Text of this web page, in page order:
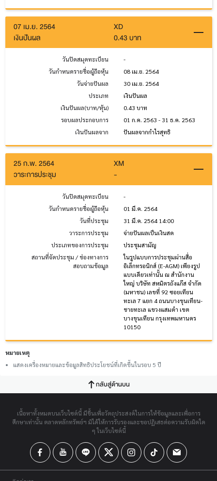
07 เม.ย. 2564
XD
เงินปันผล
0.43 บาท
วันปิดสมุดทะเบียน
-
วันกำหนดรายชื่อผู้ถือหุ้น
08 เม.ย. 2564
วันจ่ายปันผล
30 เม.ย. 2564
ประเภท
เงินปันผล
เงินปันผล(บาท/หุ้น)
0.43 บาท
รอบผลประกอบการ
01 ก.ค. 2563 - 31 ธ.ค. 2563
เงินปันผลจาก
ปันผลจากกำไรสุทธิ
25 ก.พ. 2564
XM
วาระการประชุม
-
วันปิดสมุดทะเบียน
-
วันกำหนดรายชื่อผู้ถือหุ้น
01 มี.ค. 2564
วันที่ประชุม
31 มี.ค. 2564 14:00
วาระการประชุม
จ่ายปันผลเป็นเงินสด
ประเภทของการประชุม
ประชุมสามัญ
สถานที่จัดประชุม / ช่องทางการ
สอบถามข้อมูล
ในรูปแบบการประชุมผ่านสื่อ
อิเล็กทรอนิกส์ (E-AGM) เพียงรูป
แบบเดียวเท่านั้น ณ สำนักงาน
ใหญ่ บริษัท สหมิตรถังแก๊ส จำกัด
(มหาชน) เลขที่ 92 ซอยเทียน
ทะเล 7 แยก 4 ถนนบางขุนเทียน-
ชายทะเล แขวงแสมดำ เขต
บางขุนเทียน กรุงเทพมหานคร
10150
หมายเหตุ
แสดงเครื่องหมายและข้อมูลสิทธิประโยชน์ที่เกิดขึ้นในรอบ 5 ปี
กลับสู่ด้านบน
เนื้อหาทั้งหมดบนเว็บไซต์นี้ มีขึ้นเพื่อวัตถุประสงค์ในการให้ข้อมูลและเพื่อการ
ศึกษาเท่านั้น ตลาดหลักทรัพย์ฯ มิได้ให้การรับรองและขอปฏิเสธต่อความรับผิดใด
ๆ ในเว็บไซต์นี้